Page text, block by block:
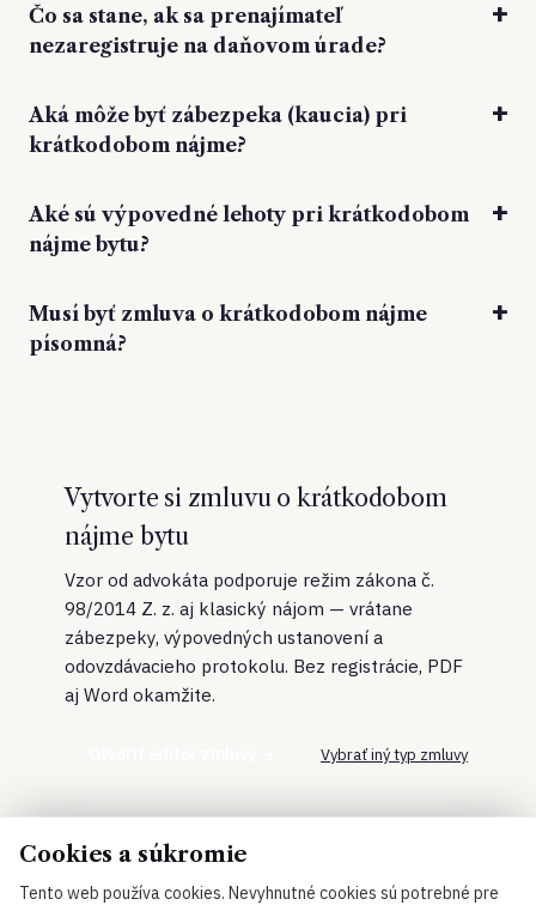
Čo sa stane, ak sa prenajímateľ
nezaregistruje na daňovom úrade?
Aká môže byť zábezpeka (kaucia) pri
krátkodobom nájme?
Aké sú výpovedné lehoty pri krátkodobom
nájme bytu?
Musí byť zmluva o krátkodobom nájme
písomná?
Vytvorte si zmluvu o krátkodobom
nájme bytu
Vzor od advokáta podporuje režim zákona č.
98/2014 Z. z. aj klasický nájom — vrátane
zábezpeky, výpovedných ustanovení a
odovzdávacieho protokolu. Bez registrácie, PDF
aj Word okamžite.
Vybrať iný typ zmluvy
Cookies a súkromie
Tento web používa cookies. Nevyhnutné cookies sú potrebné pre